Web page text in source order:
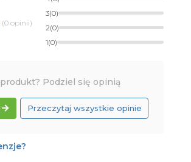
(0 opinii)
3(0)
2(0)
1(0)
Podziel się opinią
Przeczytaj wszystkie opinie